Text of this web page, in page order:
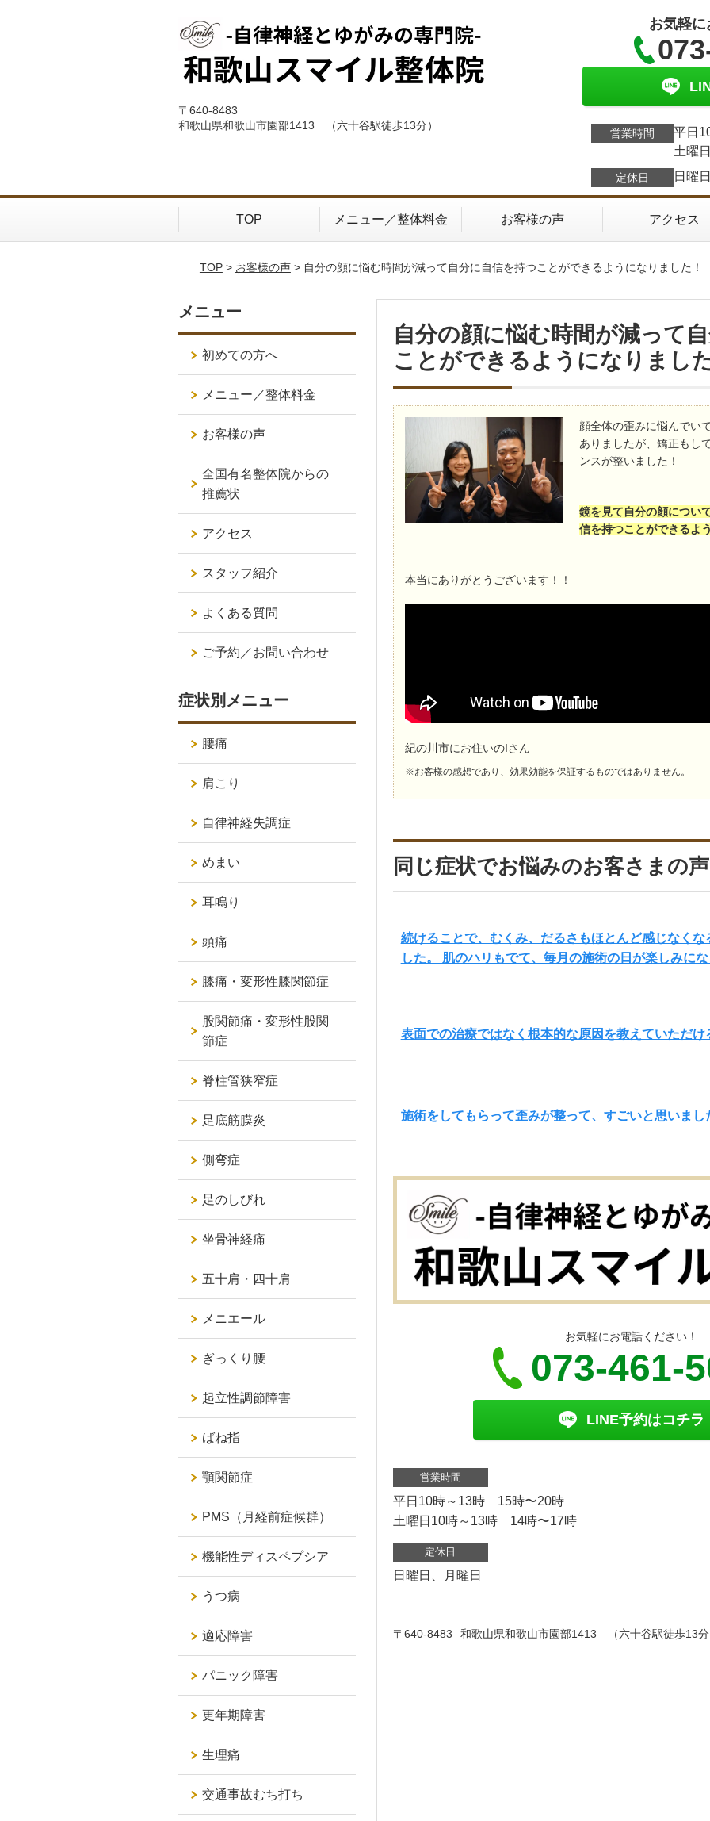
〒640-8483
和歌山県和歌山市園部1413 （六十谷駅徒歩13分）
お気軽
営業時間
平日
土曜
定休日 日曜
TOP メニュー／整体料金 お客様の声 アクセス
TOP> お客様の声> 自分の顔に悩む時間が減って自分に自信を持つことができるようになりました！
自分の顔に悩む時間が減って
ことができるようになりまし
顔全体の歪みに悩んでい
ありましたが、矯正もし
ンスが整いました！
鏡を見て自分の顔につい
信を持つことができるよ
本当にありがとうございます！！
紀の川市にお住いのIさん
※お客様の感想であり、効果効能を保証するものではありません。
同じ症状でお悩みのお客さまの声
続けることで、むくみ、だるさもほとんど感じなくな
した。 肌のハリもでて、毎月の施術の日が楽しみに
表面での治療ではなく根本的な原因を教えていただけ
施術をしてもらって歪みが整って、すごいと思いまし
お気軽にお電話ください！
073-461-
LINE予約はコチラ
営業時間
平日10時～13時 15時〜20時
土曜日10時～13時 14時〜17時
定休日
日曜日、月曜日
〒640-8483 和歌山県和歌山市園部1413 （六十谷駅徒歩13
メニュー
初めての方へ
メニュー／整体料金
お客様の声
全国有名整体院からの
推薦状
アクセス
スタッフ紹介
よくある質問
ご予約／お問い合わせ
症状別メニュー
腰痛
肩こり
自律神経失調症
めまい
耳鳴り
頭痛
膝痛・変形性膝関節症
股関節痛・変形性股関
節症
脊柱管狭窄症
足底筋膜炎
側弯症
足のしびれ
坐骨神経痛
五十肩・四十肩
メニエール
ぎっくり腰
起立性調節障害
ばね指
顎関節症
PMS（月経前症候群）
機能性ディスペプシア
うつ病
適応障害
パニック障害
更年期障害
生理痛
交通事故むち打ち